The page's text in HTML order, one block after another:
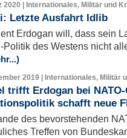
2020 | Internationales, Militär und
Letzte Ausfahrt Idlib
Erdogan will, dass sein
Politik des Westens nicht
2019 | Internationales, Militär
trifft Erdogan bei
schafft neue
des bevorstehenden
Treffen von